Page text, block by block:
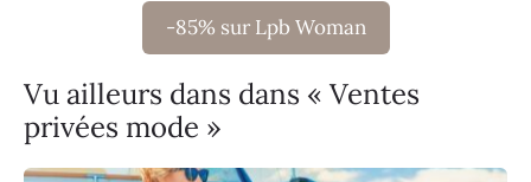
-85% sur Lpb Woman
Vu ailleurs dans dans « Ventes
privées mode »